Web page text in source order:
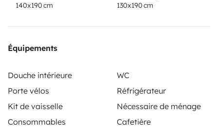
gratuitement dans garage fermé le temps de la
140x190 cm
130x190 cm
Équipements
Douche intérieure
WC
Porte vélos
Réfrigérateur
Kit de vaisselle
Nécessaire de ménage
Consommables
Cafetière